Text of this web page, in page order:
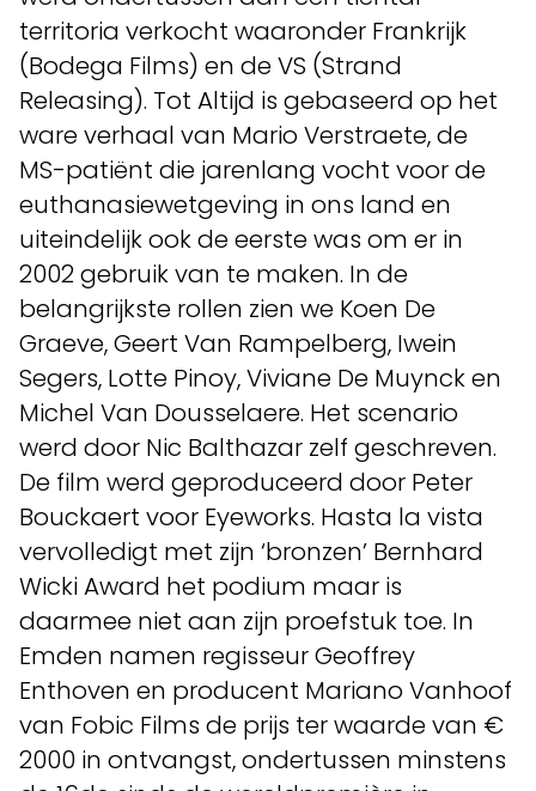
territoria verkocht waaronder Frankrijk
(Bodega Films) en de VS (Strand
Releasing). Tot Altijd is gebaseerd op het
ware verhaal van Mario Verstraete, de
MS-patiënt die jarenlang vocht voor de
euthanasiewetgeving in ons land en
uiteindelijk ook de eerste was om er in
2002 gebruik van te maken. In de
belangrijkste rollen zien we Koen De
Graeve, Geert Van Rampelberg, Iwein
Segers, Lotte Pinoy, Viviane De Muynck en
Michel Van Dousselaere. Het scenario
werd door Nic Balthazar zelf geschreven.
De film werd geproduceerd door Peter
Bouckaert voor Eyeworks. Hasta la vista
vervolledigt met zijn ‘bronzen’ Bernhard
Wicki Award het podium maar is
daarmee niet aan zijn proefstuk toe. In
Emden namen regisseur Geoffrey
Enthoven en producent Mariano Vanhoof
van Fobic Films de prijs ter waarde van €
2000 in ontvangst, ondertussen minstens